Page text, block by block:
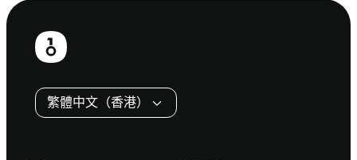
頁
繁體中文（香港）